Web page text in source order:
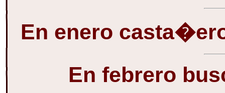
En enero
En febrero